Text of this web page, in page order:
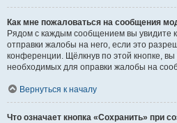
Как мне пожаловаться на сообщения
Рядом с каждым сообщением вы увидите
отправки жалобы на него, если это
конференции. Щёлкнув по этой кнопке,
необходимых для оправки жалобы на
Вернуться к началу
Что означает кнопка «Сохранить» при